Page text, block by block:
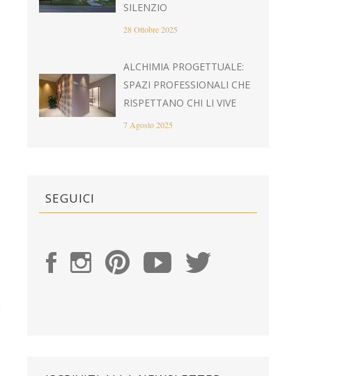
SILENZIO
28 Ottobre 2025
ALCHIMIA PROGETTUALE:
SPAZI PROFESSIONALI CHE
RISPETTANO CHI LI VIVE
7 Agosto 2025
SEGUICI